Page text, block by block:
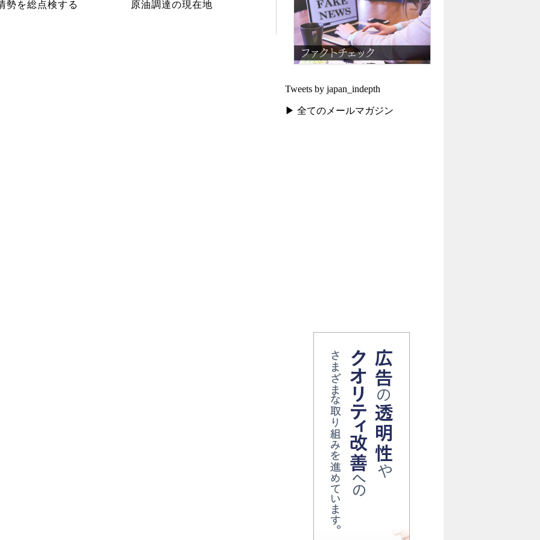
勢を総点検する 原油調達の現在地
Tweets by japan_indepth
▶ 全てのメールマガジン